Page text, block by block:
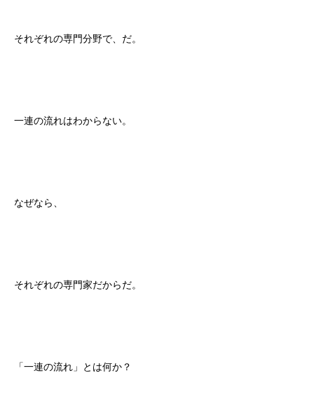
それぞれの専門分野で、だ。
一連の流れはわからない。
なぜなら、
それぞれの専門家だからだ。
「一連の流れ」とは何か？